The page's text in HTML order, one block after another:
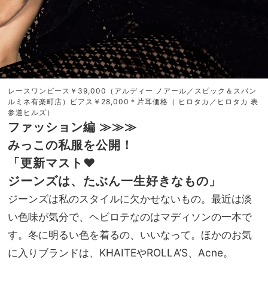
レースワンピース￥39,000（アルディー ノアール／スピック＆スパン
ルミネ有楽町店）ピアス￥28,000＊片耳価格（ ヒロタカ／ヒロタカ 表
参道ヒルズ）
ファッション編 ≫≫≫
みっこの私服を公開！
「更新マスト♥
ジーンズは、たぶん一生好きなもの」
ジーンズは私のスタイルに欠かせないもの。最近は淡
い色味が気分で、ヘビロテなのはマディソンの一本で
す。冬に明るい色を着るの、いいなって。ほかのお気
に入りブランドは、KHAITEやROLLA’S、Acne。